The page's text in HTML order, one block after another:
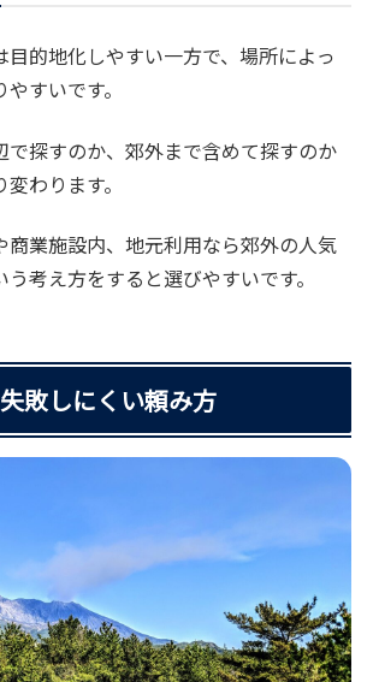
目的地化しやすい一方で、場所によっ
すいです。
で探すのか、郊外まで含めて探すのか
わります。
商業施設内、地元利用なら郊外の人気
考え方をすると選びやすいです。
敗しにくい頼み方